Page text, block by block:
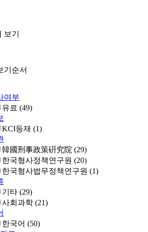
기
기순서
여부
유료 (49)
KCI등재 (1)
韓國刑事政策硏究院 (29)
한국형사정책연구원 (20)
한국형사법무정책연구원 (1)
기타 (29)
사회과학 (21)
한국어 (50)